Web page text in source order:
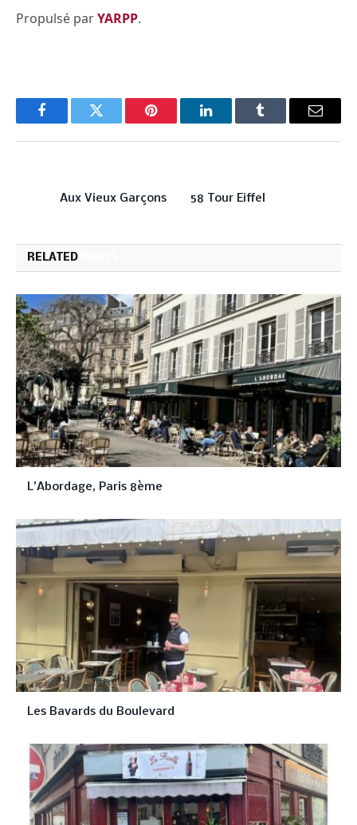
Propulsé parYARPP.
FacebookTwitter Pinterest LinkedInTumblr Email
Aux Vieux Garçons
58 Tour Eiffel
RELATED
L’Abordage, Paris 8ème
Les Bavards du Boulevard